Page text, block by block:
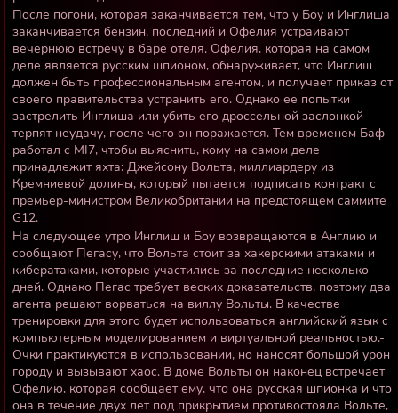
После погони, которая заканчивается тем, что у Боу и Инглиша
заканчивается бензин, последний и Офелия устраивают
вечернюю встречу в баре отеля. Офелия, которая на самом
деле является русским шпионом, обнаруживает, что Инглиш
должен быть профессиональным агентом, и получает приказ от
своего правительства устранить его. Однако ее попытки
застрелить Инглиша или убить его дроссельной заслонкой
терпят неудачу, после чего он поражается. Тем временем Баф
работал с MI7, чтобы выяснить, кому на самом деле
принадлежит яхта: Джейсону Вольта, миллиардеру из
Кремниевой долины, который пытается подписать контракт с
премьер-министром Великобритании на предстоящем саммите
G12.
На следующее утро Инглиш и Боу возвращаются в Англию и
сообщают Пегасу, что Вольта стоит за хакерскими атаками и
кибератаками, которые участились за последние несколько
дней. Однако Пегас требует веских доказательств, поэтому два
агента решают ворваться на виллу Вольты. В качестве
тренировки для этого будет использоваться английский язык с
компьютерным моделированием и виртуальной реальностью.-
Очки практикуются в использовании, но наносят большой урон
городу и вызывают хаос. В доме Вольты он наконец встречает
Офелию, которая сообщает ему, что она русская шпионка и что
она в течение двух лет под прикрытием противостояла Вольте,